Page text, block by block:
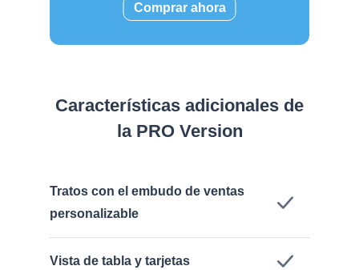
Comprar ahora
Características adicionales de
la PRO Version
Tratos con el embudo de ventas
personalizable
Vista de tabla y tarjetas